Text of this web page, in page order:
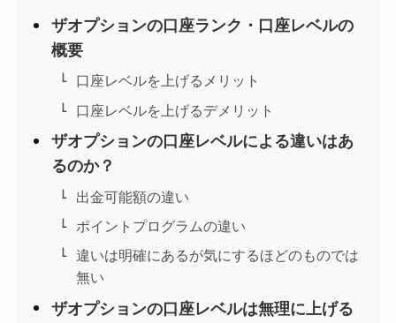
ザオプションの口座ランク・口座レベルの
概要
口座レベルを上げるメリット
口座レベルを上げるデメリット
ザオプションの口座レベルによる違いはあ
るのか？
出金可能額の違い
ポイントプログラムの違い
違いは明確にあるが気にするほどのものでは
無い
ザオプションの口座レベルは無理に上げる